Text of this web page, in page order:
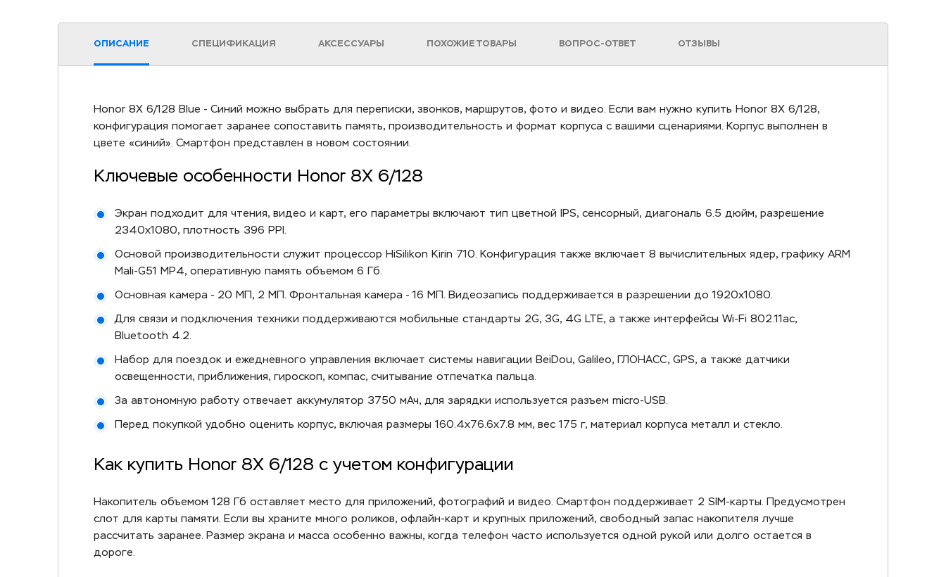
ОПИСАНИЕ СПЕЦИФИКАЦИЯ АКСЕССУАРЫ ПОХОЖИЕ ТОВАРЫ ВОПРОС-ОТВЕТ ОТЗЫВЫ
Honor 8X 6/128 Blue - Синий можно выбрать для переписки, звонков, маршрутов, фото и видео. Если вам нужно купить Honor 8X 6/128,
конфигурация помогает заранее сопоставить память, производительность и формат корпуса с вашими сценариями. Корпус выполнен в
цвете «синий». Смартфон представлен в новом состоянии.
Ключевые особенности Honor 8X 6/128
Экран подходит для чтения, видео и карт, его параметры включают тип цветной IPS, сенсорный, диагональ 6.5 дюйм, разрешение
2340x1080, плотность 396 PPI.
Основой производительности служит процессор HiSilikon Kirin 710. Конфигурация также включает 8 вычислительных ядер, графику ARM
Mali-G51 MP4, оперативную память объемом 6 Гб.
Основная камера - 20 МП, 2 МП. Фронтальная камера - 16 МП. Видеозапись поддерживается в разрешении до 1920x1080.
Для связи и подключения техники поддерживаются мобильные стандарты 2G, 3G, 4G LTE, а также интерфейсы Wi-Fi 802.11ac,
Bluetooth 4.2.
Набор для поездок и ежедневного управления включает системы навигации BeiDou, Galileo, ГЛОНАСС, GPS, а также датчики
освещенности, приближения, гироскоп, компас, считывание отпечатка пальца.
За автономную работу отвечает аккумулятор 3750 мАч, для зарядки используется разъем micro-USB.
Перед покупкой удобно оценить корпус, включая размеры 160.4x76.6x7.8 мм, вес 175 г, материал корпуса металл и стекло.
Как купить Honor 8X 6/128 с учетом конфигурации
Накопитель объемом 128 Гб оставляет место для приложений, фотографий и видео. Смартфон поддерживает 2 SIM-карты. Предусмотрен
слот для карты памяти. Если вы храните много роликов, офлайн-карт и крупных приложений, свободный запас накопителя лучше
рассчитать заранее. Размер экрана и масса особенно важны, когда телефон часто используется одной рукой или долго остается в
дороге.